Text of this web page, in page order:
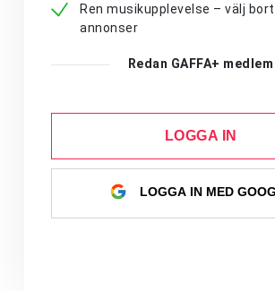
Ren musikupplevelse – välj
annonser
Redan GAFFA+ medlem
LOGGA IN
LOGGA IN MED